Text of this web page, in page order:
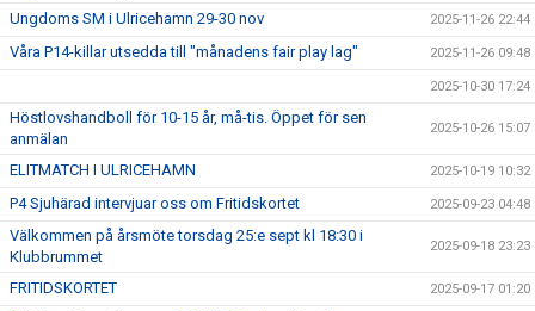
Ungdoms SM i Ulricehamn 29-30 nov 2025-11-26 22:44
Våra P14-killar utsedda till "månadens fair play lag" 2025-11-26 09:48
2025-10-30 17:24
Höstlovshandboll för 10-15 år, må-tis. Öppet för sen
anmälan
2025-10-26 15:07
ELITMATCH I ULRICEHAMN 2025-10-19 10:32
P4 Sjuhärad intervjuar oss om Fritidskortet 2025-09-23 04:48
Välkommen på årsmöte torsdag 25:e sept kl 18:30 i
Klubbrummet
2025-09-18 23:23
FRITIDSKORTET 2025-09-17 01:20